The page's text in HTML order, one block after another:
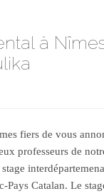
à
fiers de vous
professeurs de
Pays Catalan. Le